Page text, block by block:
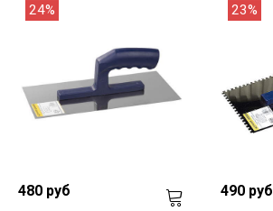
24%
480 руб
23%
490 руб